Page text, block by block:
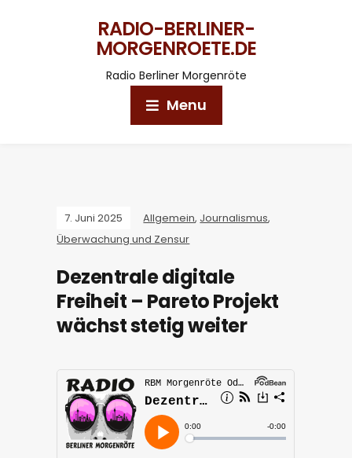
RADIO-BERLINER-
MORGENROETE.DE
Radio Berliner Morgenröte
Menu
7. Juni 2025 Allgemein, Journalismus,
Überwachung und Zensur
Dezentrale digitale
Freiheit – Pareto Projekt
wächst stetig weiter